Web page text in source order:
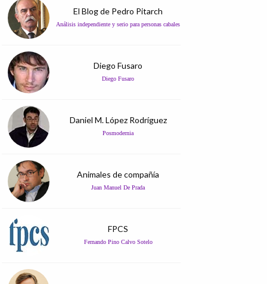
El Blog de Pedro Pitarch
Análisis independiente y serio para personas cabales
Diego Fusaro
Diego Fusaro
Daniel M. López Rodríguez
Posmodernia
Animales de compañía
Juan Manuel De Prada
FPCS
Fernando Pino Calvo Sotelo